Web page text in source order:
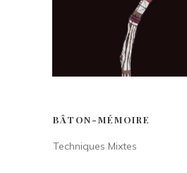
BÂTON-MÉMOIRE
Techniques Mixtes